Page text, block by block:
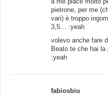
pietrone, per me
vari) è troppo
3,5… :yeah
volevo anche fare
Beato te che hai
:yeah
fabiosbiu